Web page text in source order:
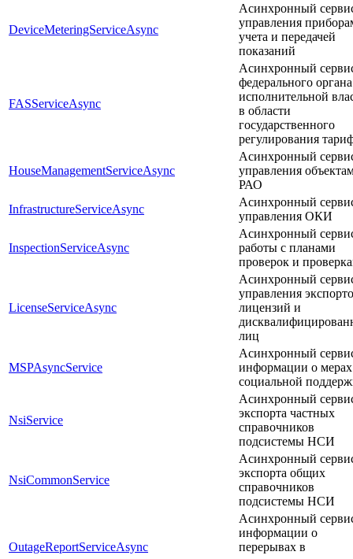
DeviceMeteringServiceAsync
Асинхронный
управления
учета и передачей
показаний
FASServiceAsync
Асинхронный
федерального органа
исполнительной
в области
государственного
регулирования
HouseManagementServiceAsync
Асинхронный
управления
РАО
InfrastructureServiceAsync
Асинхронный
управления ОКИ
InspectionServiceAsync
Асинхронный
работы с планами
проверок и
LicenseServiceAsync
Асинхронный
управления
лицензий и
лиц
MSPAsyncService
Асинхронный
информации о мерах
социальной
NsiService
Асинхронный
экспорта частных
справочников
подсистемы НСИ
NsiCommonService
Асинхронный
экспорта общих
справочников
подсистемы НСИ
OutageReportServiceAsync
Асинхронный
информации о
перерывах в